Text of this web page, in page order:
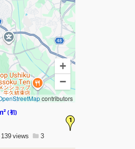
+
−
contributors
1
(初)
139 3